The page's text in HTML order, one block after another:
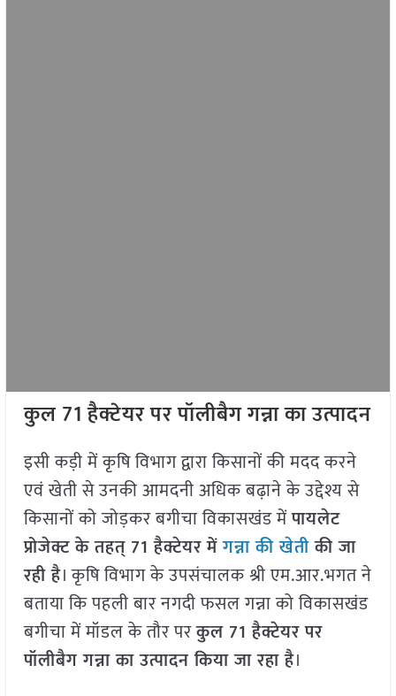
कुल 71 हैक्टेयर पर पॉलीबैग गन्ना का उत्पादन
इसी कड़ी में कृषि विभाग द्वारा किसानों की मदद करने
एवं खेती से उनकी आमदनी अधिक बढ़ाने के उद्देश्य से
किसानों को जोड़कर बगीचा विकासखंड मेंपायलेट
प्रोजेक्ट के तहत् 71 हैक्टेयर मेंगन्ना की खेतीकी जा
रही है। कृषि विभाग के उपसंचालक श्री एम.आर.भगत ने
बताया कि पहली बार नगदी फसल गन्ना को विकासखंड
बगीचा में मॉडल के तौर परकुल 71 हैक्टेयर पर
पॉलीबैग गन्ना का उत्पादन किया जा रहा है।